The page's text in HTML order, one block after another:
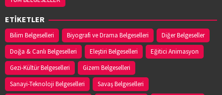
ETİKETLER
Bilim Belgeselleri Biyografi ve Drama Belgeselleri
Diğer Belgeseller
Doğa & Canlı Belgeselleri
Eleştiri Belgeselleri
Eğitici Animasyon
Gezi-Kültür Belgeselleri
Gizem Belgeselleri
Sanayi-Teknoloji Belgeselleri
Savaş Belgeselleri